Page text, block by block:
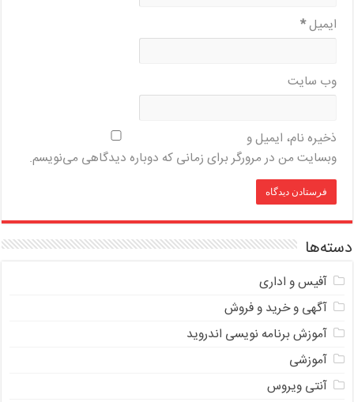
ایمیل*
وب‌ سایت
ذخیره نام، ایمیل و
وبسایت من در مرورگر برای زمانی که دوباره دیدگاهی می‌نویسم.
دسته‌ها
آفیس و اداری
آگهی و خرید و فروش
آموزش برنامه نویسی اندروید
آموزشی
آنتی ویروس